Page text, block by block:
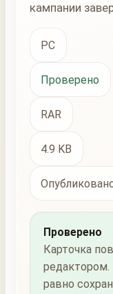
кампании
PC
Проверено
RAR
4.9 KB
Проверено
Карточка
равно